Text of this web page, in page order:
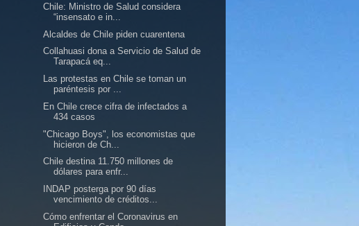
Chile: Ministro de Salud considera
“insensato e in...
Alcaldes de Chile piden cuarentena
Collahuasi dona a Servicio de Salud de
Tarapacá eq...
Las protestas en Chile se toman un
paréntesis por ...
En Chile crece cifra de infectados a
434 casos
"Chicago Boys", los economistas que
hicieron de Ch...
Chile destina 11.750 millones de
dólares para enfr...
INDAP posterga por 90 días
vencimiento de créditos...
Cómo enfrentar el Coronavirus en